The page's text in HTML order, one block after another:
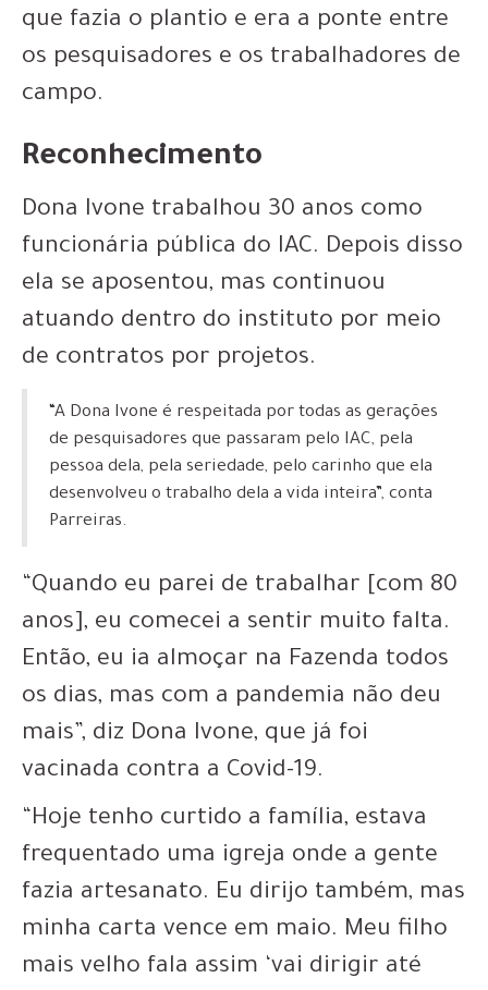
que fazia o plantio e era a ponte entre
os pesquisadores e os trabalhadores de
campo.
Reconhecimento
Dona Ivone trabalhou 30 anos como
funcionária pública do IAC. Depois disso
ela se aposentou, mas continuou
atuando dentro do instituto por meio
de contratos por projetos.
“A Dona Ivone é respeitada por todas as gerações
de pesquisadores que passaram pelo IAC, pela
pessoa dela, pela seriedade, pelo carinho que ela
desenvolveu o trabalho dela a vida inteira”, conta
Parreiras.
“Quando eu parei de trabalhar [com 80
anos], eu comecei a sentir muito falta.
Então, eu ia almoçar na Fazenda todos
os dias, mas com a pandemia não deu
mais”, diz Dona Ivone, que já foi
vacinada contra a Covid-19.
“Hoje tenho curtido a família, estava
frequentado uma igreja onde a gente
fazia artesanato. Eu dirijo também, mas
minha carta vence em maio. Meu filho
mais velho fala assim ‘vai dirigir até